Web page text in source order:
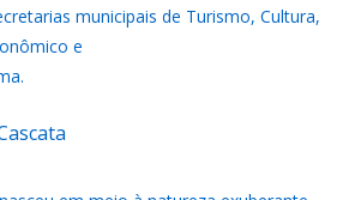
municipais de Turismo, Cultura,
e